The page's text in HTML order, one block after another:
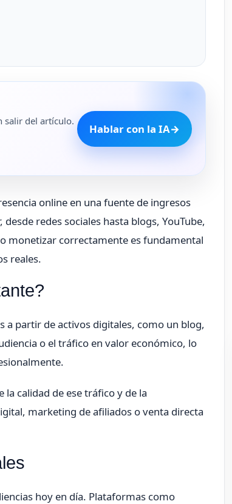
salir del artículo.
Hablar con la IA→
online en una fuente de ingresos
redes sociales hasta blogs, YouTube,
monetizar correctamente es fundamental
reales.
partir de activos digitales, como un blog,
o el tráfico en valor económico, lo
calidad de ese tráfico y de la
marketing de afiliados o venta directa
hoy en día. Plataformas como